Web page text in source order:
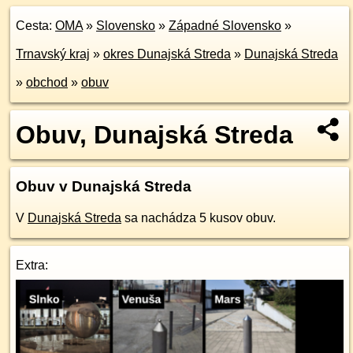
Cesta: OMA» Slovensko » Západné Slovensko »
Trnavský kraj » okres Dunajská Streda » Dunajská Streda
» obchod » obuv
Obuv, Dunajská Streda
Obuv v Dunajská Streda
V Dunajská Streda sa nachádza 5 kusov obuv.
Extra: